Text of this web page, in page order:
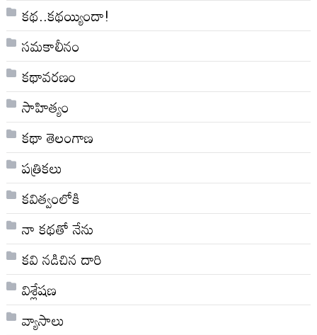
కథ..కథయ్యిందా!
సమకాలీనం
కథావరణం
సాహిత్యం
కథా తెలంగాణ
పత్రికలు
కవిత్వంలోకి
నా క‌థ‌తో నేను
కవి నడిచిన దారి
విశ్లేషణ
వ్యాసాలు